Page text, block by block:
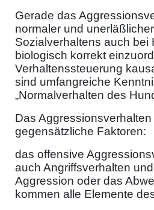
Gerade das
normaler und
Sozialverhaltens auch bei
biologisch korrekt
Verhaltenssteuerung
sind umfangreiche
„Normalverhalten des
Das
gegensätzliche Faktoren:
das offensive
auch Angriffsverhalten
Aggression oder das
kommen alle Elemente